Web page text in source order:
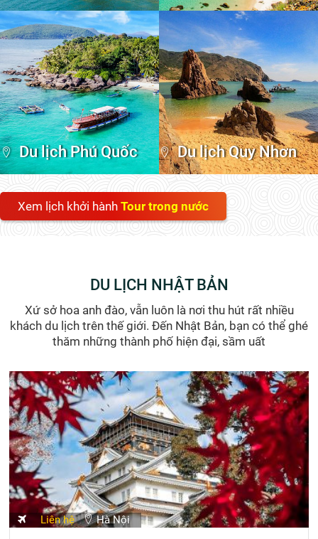
Du lịch Phú Quốc Du lịch Quy Nhơn
Xem lịch khởi hành Tour trong nước
DU LỊCH NHẬT BẢN
Xứ sở hoa anh đào, vẫn luôn là nơi thu hút rất nhiều
khách du lịch trên thế giới. Đến Nhật Bản, bạn có thể ghé
thăm những thành phố hiện đại, sầm uất
Liên hệ Hà Nội